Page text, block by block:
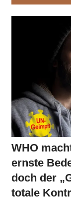
WHO
ernste
doch der
totale